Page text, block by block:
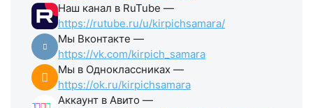
Наш канал в RuTube —
https://rutube.ru/u/kirpichsamara/
Мы Вконтакте —
https://vk.com/kirpich_samara
Мы в Одноклассниках —
https://ok.ru/kirpichsamara
Аккаунт в Авито —